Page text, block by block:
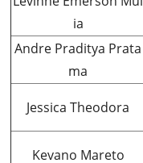
ia
Andre Praditya Prata
ma
Jessica Theodora
Kevano Mareto